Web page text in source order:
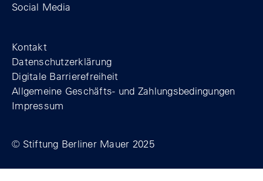
Social Media
Kontakt
Datenschutzerklärung
Digitale Barrierefreiheit
Allgemeine Geschäfts- und Zahlungsbedingungen
Impressum
© Stiftung Berliner Mauer 2025